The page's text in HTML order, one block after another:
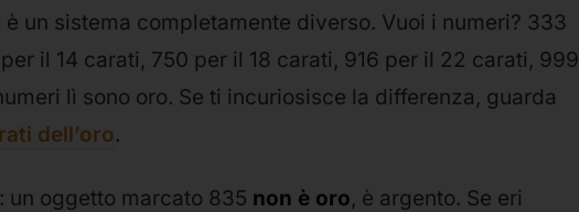
un sistema completamente diverso. Vuoi i numeri? 333
il 14 carati, 750 per il 18 carati, 916 per il 22 carati, 999
lì sono oro. Se ti incuriosisce la differenza, guarda
dell’oro.
un oggetto marcato 835 non è oro, è argento. Se eri